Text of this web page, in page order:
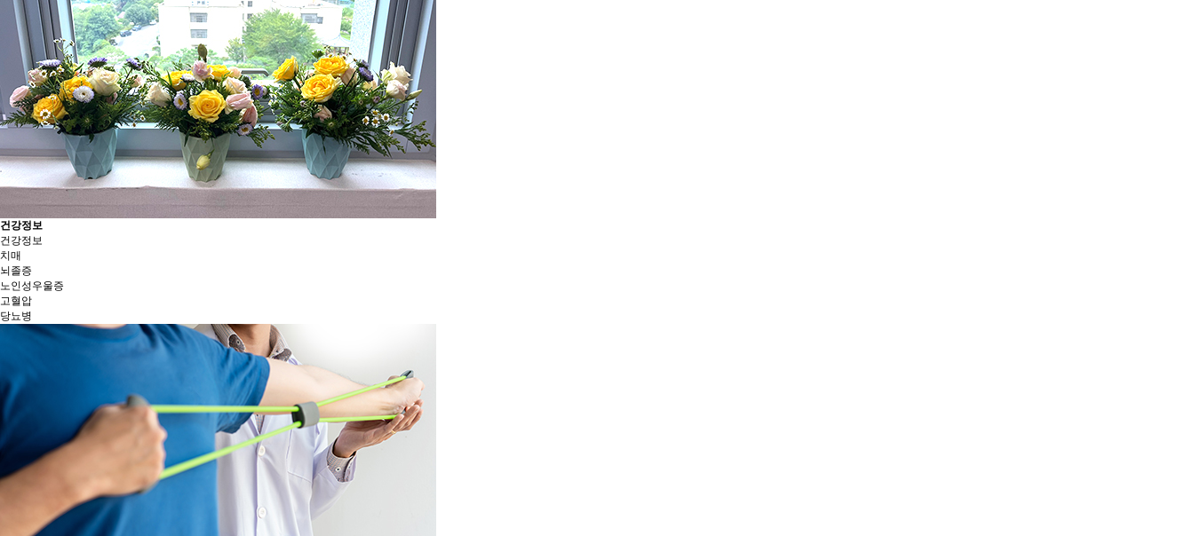
건강정보
건강정보
치매
뇌졸증
노인성우울증
고혈압
당뇨병